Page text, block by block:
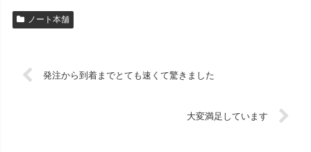
ノート本舗
発注から到着までとても速くて驚きました
大変満足しています